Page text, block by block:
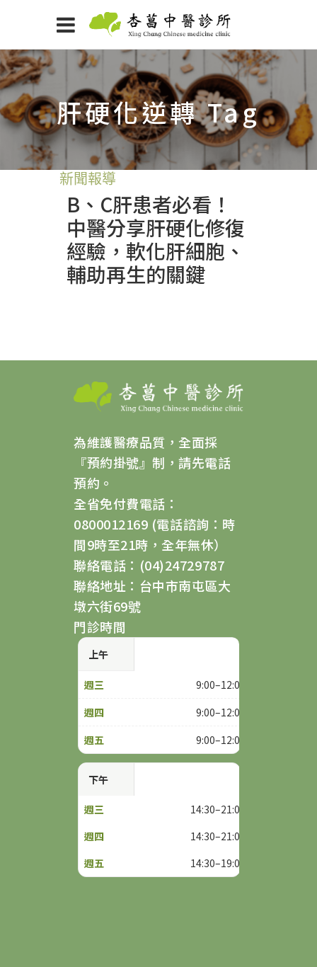
肝硬化逆轉 Tag
新聞報導
B、C肝患者必看！
中醫分享肝硬化修復
經驗，軟化肝細胞、
輔助再生的關鍵
為維護醫療品質，全面採
『預約掛號』制，請先電話
預約。
全省免付費電話：
0800012169 (電話諮詢：時
間9時至21時，全年無休）
聯絡電話：(04)24729787
聯絡地址：台中市南屯區大
墩六街69號
門診時間
上午
9:00–12:00
9:00–12:00
9:00–12:00
下午
14:30–21:00
14:30–21:00
14:30–19:00